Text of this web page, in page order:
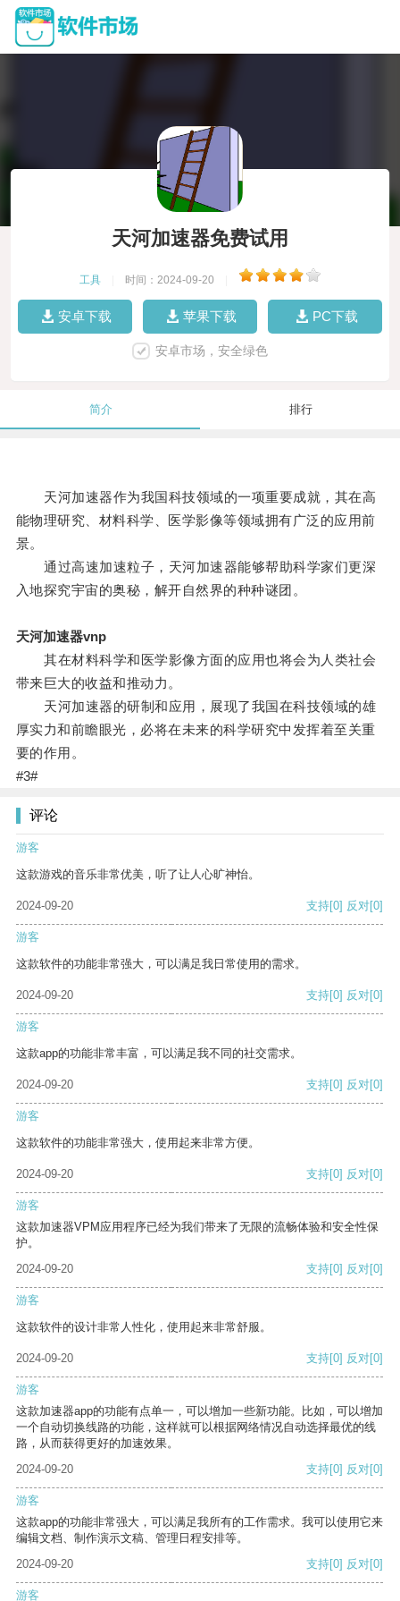
天河加速器免费试用
工具 时间：2024-09-20
安卓下载 苹果下载 PC下载
安卓市场，安全绿色
简介 排行
天河加速器作为我国科技领域的一项重要成就，其在高
能物理研究、材料科学、医学影像等领域拥有广泛的应用前
景。
通过高速加速粒子，天河加速器能够帮助科学家们更深
入地探究宇宙的奥秘，解开自然界的种种谜团。
天河加速器vnp
其在材料科学和医学影像方面的应用也将会为人类社会
带来巨大的收益和推动力。
天河加速器的研制和应用，展现了我国在科技领域的雄
厚实力和前瞻眼光，必将在未来的科学研究中发挥着至关重
要的作用。
#3#
评论
游客
这款游戏的音乐非常优美，听了让人心旷神怡。
2024-09-20 支持[0] 反对[0]
游客
这款软件的功能非常强大，可以满足我日常使用的需求。
2024-09-20 支持[0] 反对[0]
游客
这款app的功能非常丰富，可以满足我不同的社交需求。
2024-09-20 支持[0] 反对[0]
游客
这款软件的功能非常强大，使用起来非常方便。
2024-09-20 支持[0] 反对[0]
游客
这款加速器VPM应用程序已经为我们带来了无限的流畅体验和安全性保
护。
2024-09-20
支持[0] 反对[0]
游客
这款软件的设计非常人性化，使用起来非常舒服。
2024-09-20 支持[0] 反对[0]
游客
这款加速器app的功能有点单一，可以增加一些新功能。比如，可以增加
一个自动切换线路的功能，这样就可以根据网络情况自动选择最优的线
路，从而获得更好的加速效果。
2024-09-20
支持[0] 反对[0]
游客
这款app的功能非常强大，可以满足我所有的工作需求。我可以使用它来
编辑文档、制作演示文稿、管理日程安排等。
2024-09-20
支持[0] 反对[0]
游客